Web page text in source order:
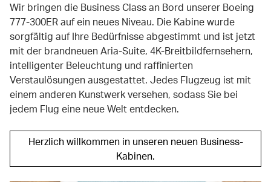
Wir bringen die Business Class an Bord unserer Boeing
777-300ER auf ein neues Niveau. Die Kabine wurde
sorgfältig auf Ihre Bedürfnisse abgestimmt und ist jetzt
mit der brandneuen Aria-Suite, 4K-Breitbildfernsehern,
intelligenter Beleuchtung und raffinierten
Verstaulösungen ausgestattet. Jedes Flugzeug ist mit
einem anderen Kunstwerk versehen, sodass Sie bei
jedem Flug eine neue Welt entdecken.
Herzlich willkommen in unseren neuen Business-
Kabinen.